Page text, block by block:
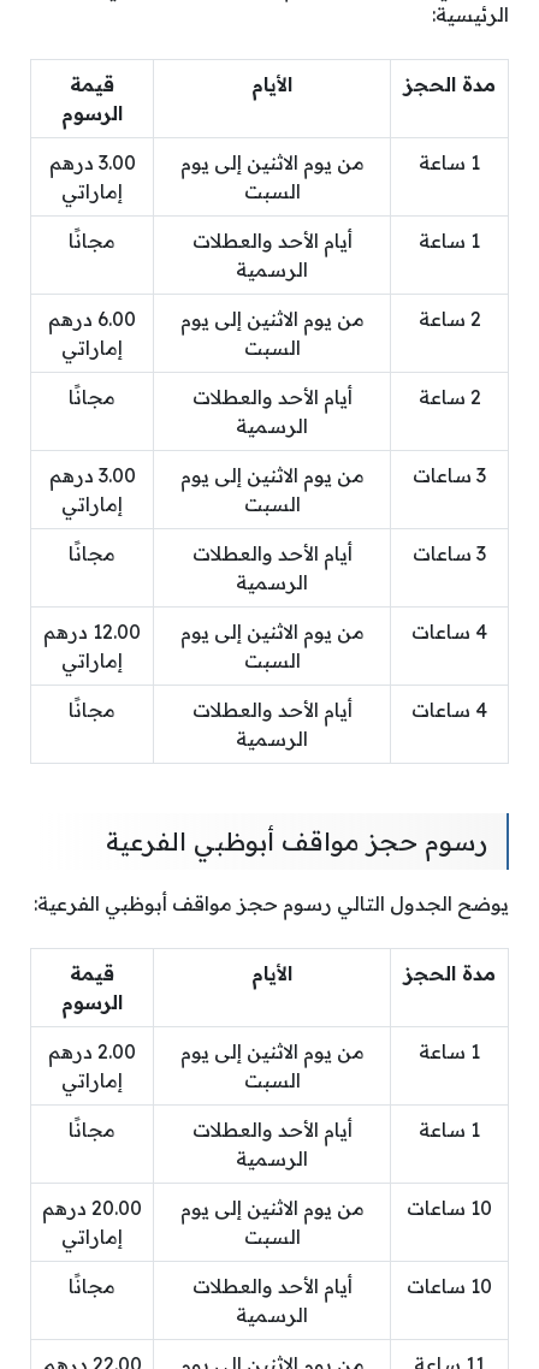
الرئيسية:
مدة الحجز الأيام
قيمة
الرسوم
1 ساعة
من يوم الاثنين إلى يوم
السبت
3.00 درهم
إماراتي
1 ساعة
أيام الأحد والعطلات
الرسمية
مجانًا
2 ساعة
من يوم الاثنين إلى يوم
السبت
6.00 درهم
إماراتي
2 ساعة
أيام الأحد والعطلات
الرسمية
مجانًا
3 ساعات
من يوم الاثنين إلى يوم
السبت
3.00 درهم
إماراتي
3 ساعات
أيام الأحد والعطلات
الرسمية
مجانًا
4 ساعات
من يوم الاثنين إلى يوم
السبت
12.00 درهم
إماراتي
4 ساعات
أيام الأحد والعطلات
الرسمية
مجانًا
رسوم حجز مواقف أبوظبي الفرعية
يوضح الجدول التالي رسوم حجز مواقف أبوظبي الفرعية:
مدة الحجز الأيام
قيمة
الرسوم
1 ساعة
من يوم الاثنين إلى يوم
السبت
2.00 درهم
إماراتي
1 ساعة
أيام الأحد والعطلات
الرسمية
مجانًا
10 ساعات
من يوم الاثنين إلى يوم
السبت
20.00 درهم
إماراتي
10 ساعات
أيام الأحد والعطلات
الرسمية
مجانًا